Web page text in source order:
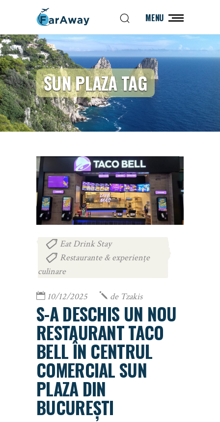
MENU
SUN PLAZA TAG
Eat Drink Stay
Restaurante & experiențe
culinare
10/12/2025 de Tzakis
S-A DESCHIS UN NOU
RESTAURANT TACO
BELL ÎN CENTRUL
COMERCIAL SUN
PLAZA DIN
BUCUREȘTI